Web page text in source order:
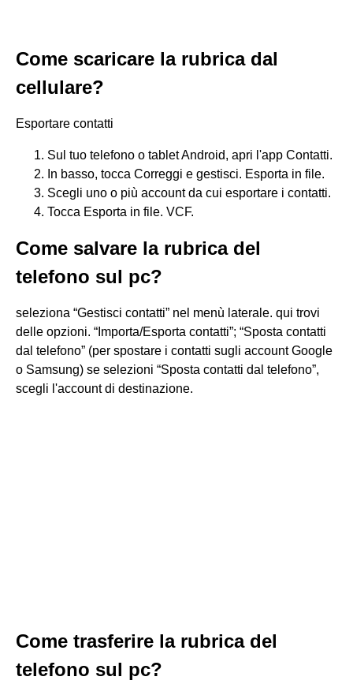
Come scaricare la rubrica dal
cellulare?
Esportare contatti
Sul tuo telefono o tablet Android, apri l'app Contatti.
In basso, tocca Correggi e gestisci. Esporta in file.
Scegli uno o più account da cui esportare i contatti.
Tocca Esporta in file. VCF.
Come salvare la rubrica del
telefono sul pc?
seleziona “Gestisci contatti” nel menù laterale. qui trovi
delle opzioni. “Importa/Esporta contatti”; “Sposta contatti
dal telefono” (per spostare i contatti sugli account Google
o Samsung) se selezioni “Sposta contatti dal telefono”,
scegli l'account di destinazione.
Come trasferire la rubrica del
telefono sul pc?